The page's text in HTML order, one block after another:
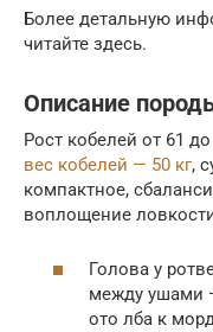
Более детальную
читайте здесь.
Описание
Рост кобелей от 61
вес кобелей — 50 кг,
компактное,
воплощение
Голова у
между ушами
ото лба к